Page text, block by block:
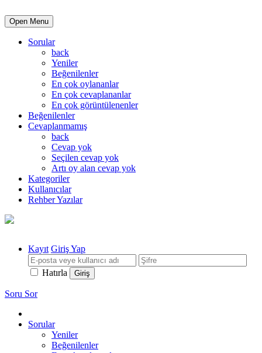
Open Menu
Sorular
back
Yeniler
Beğenilenler
En çok oylananlar
En çok cevaplananlar
En çok görüntülenenler
Beğenilenler
Cevaplanmamış
back
Cevap yok
Seçilen cevap yok
Artı oy alan cevap yok
Kategoriler
Kullanıcılar
Rehber Yazılar
Kayıt Giriş Yap
Hatırla
Soru Sor
Sorular
Yeniler
Beğenilenler